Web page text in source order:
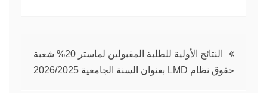
تصفّح
المقالات
النتائج الأولية للطلبة المقبولين لماستر 20% شعبة
حقوق نظام LMD بعنوان السنة الجامعية 2026/2025